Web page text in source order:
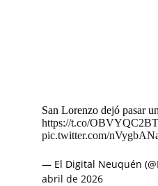
San Lorenzo dejó pasar
https://t.co/
pic.twitter.com/
— El Digital Neuquén
abril de 2026